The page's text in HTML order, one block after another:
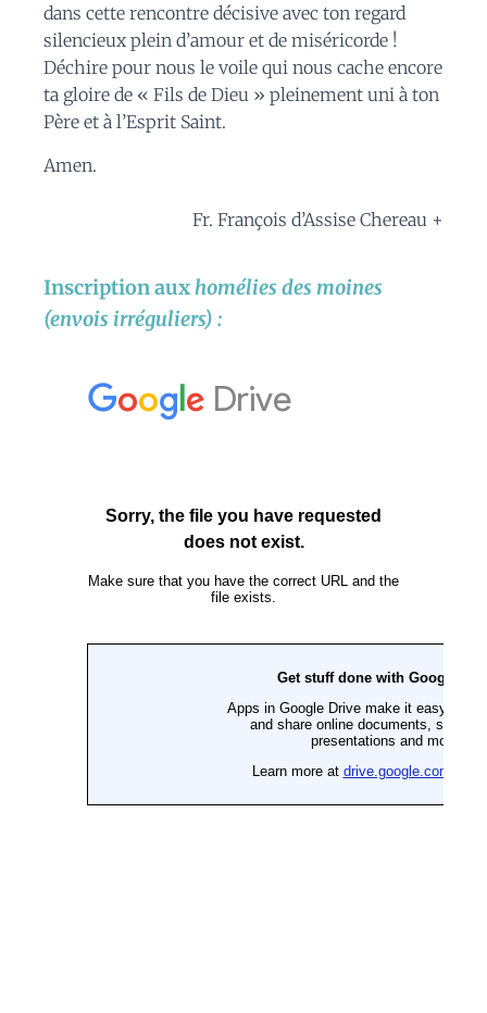
dans cette rencontre décisive avec ton regard
silencieux plein d’amour et de miséricorde !
Déchire pour nous le voile qui nous cache encore
ta gloire de « Fils de Dieu » pleinement uni à ton
Père et à l’Esprit Saint.
Amen.
Fr. François d’Assise Chereau +
Inscription aux homélies des moines
(envois irréguliers) :